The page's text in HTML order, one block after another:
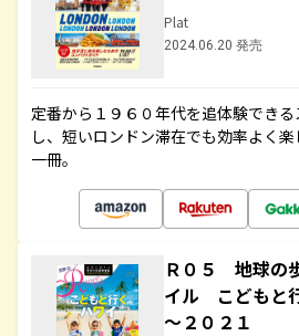
Plat
2024.06.20 発売
定番から１９６０年代を追体験でき
し、短いロンドン滞在でも効率よく
一冊。
Ｒ０５ 地球の
イル こどもと
～２０２１